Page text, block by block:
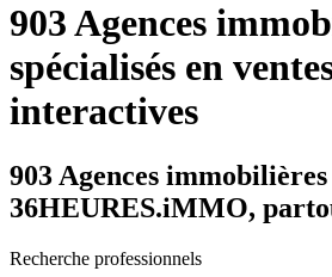
903 Agences
spécialisés en
interactives
903 Agences
36HEURES.iMMO,
Recherche professionnels